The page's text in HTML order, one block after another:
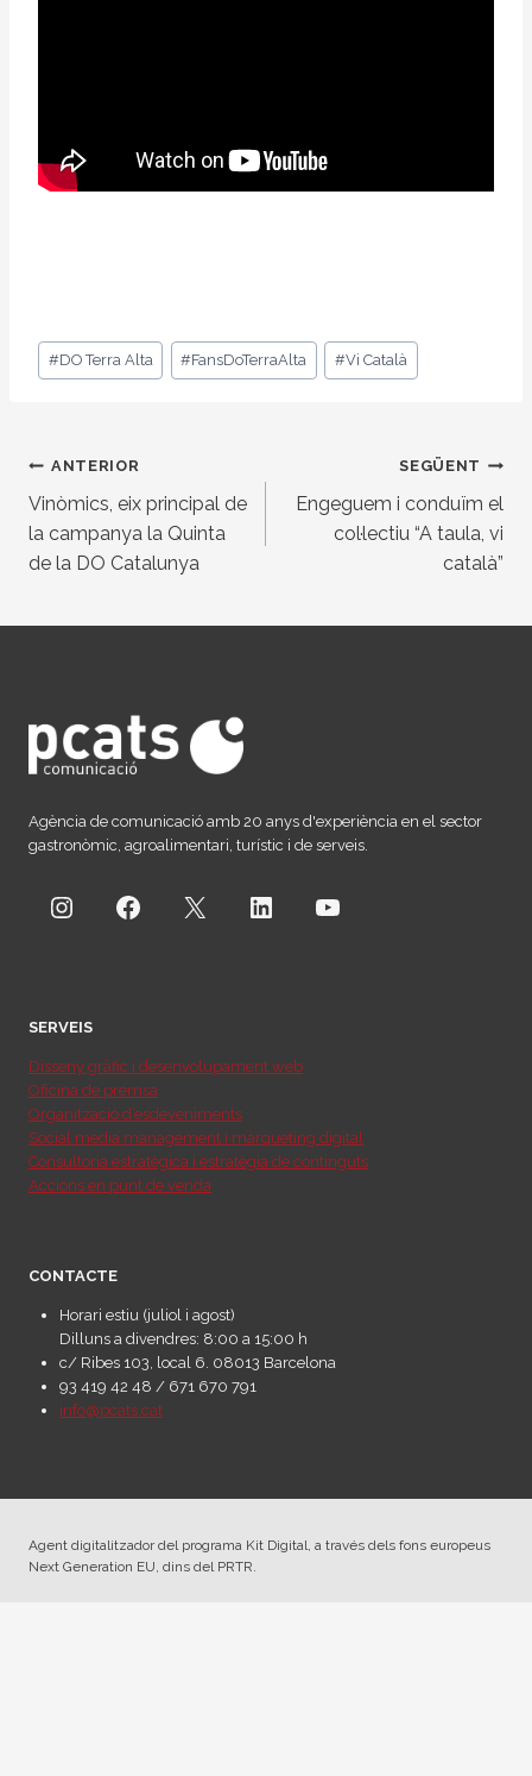
Etiquetes
d'entrada
#DO Terra Alta #FansDoTerraAlta #Vi Català
Navegació
d'entrades
ANTERIOR
Vinòmics, eix principal de
la campanya la Quinta
de la DO Catalunya
SEGÜENT
Engeguem i conduïm el
col·lectiu “A taula, vi
català”
Agència de comunicació amb 20 anys d'experiència en el sector
gastronòmic, agroalimentari, turístic i de serveis.
InstagramFacebook
X LinkedInYouTube
SERVEIS
Disseny gràfic i desenvolupament web
Oficina de premsa
Organització d’esdeveniments
Social media management i màrqueting digital
Consultoria estratègica i estratègia de continguts
Accions en punt de venda
CONTACTE
Horari estiu (juliol i agost)
Dilluns a divendres: 8:00 a 15:00 h
c/ Ribes 103, local 6. 08013 Barcelona
93 419 42 48 / 671 670 791
info@pcats.cat
Agent digitalitzador del programa Kit Digital, a través dels fons europeus
Next Generation EU, dins del PRTR.